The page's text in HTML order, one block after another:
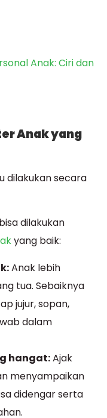
Anak: Ciri dan
Anak yang
dilakukan secara
dilakukan
yang baik:
Anak lebih
tua. Sebaiknya
jujur, sopan,
dalam
hangat:Ajak
menyampaikan
didengar serta